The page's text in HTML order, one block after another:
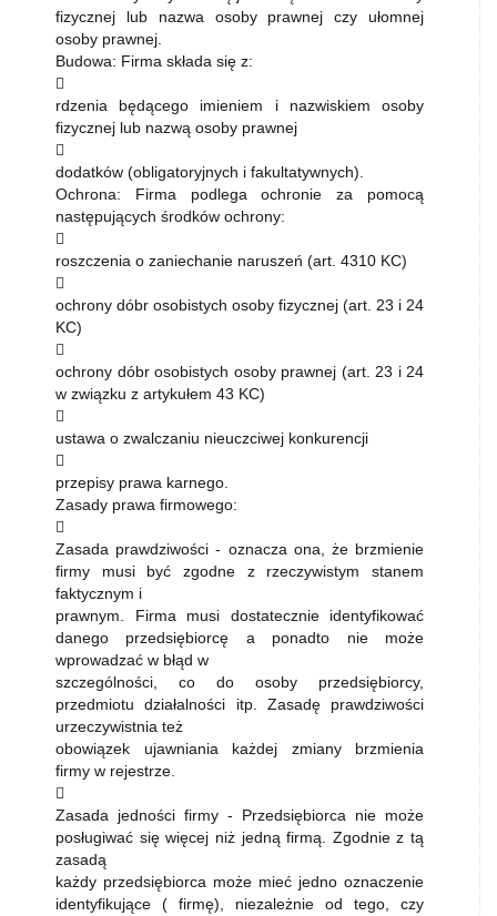
fizycznej lub nazwa osoby prawnej czy ułomnej
osoby prawnej.
Budowa: Firma składa się z:

rdzenia będącego imieniem i nazwiskiem osoby
fizycznej lub nazwą osoby prawnej

dodatków (obligatoryjnych i fakultatywnych).
Ochrona: Firma podlega ochronie za pomocą
następujących środków ochrony:

roszczenia o zaniechanie naruszeń (art. 4310 KC)

ochrony dóbr osobistych osoby fizycznej (art. 23 i 24
KC)

ochrony dóbr osobistych osoby prawnej (art. 23 i 24
w związku z artykułem 43 KC)

ustawa o zwalczaniu nieuczciwej konkurencji

przepisy prawa karnego.
Zasady prawa firmowego:

Zasada prawdziwości - oznacza ona, że brzmienie
firmy musi być zgodne z rzeczywistym stanem
faktycznym i
prawnym. Firma musi dostatecznie identyfikować
danego przedsiębiorcę a ponadto nie może
wprowadzać w błąd w
szczególności, co do osoby przedsiębiorcy,
przedmiotu działalności itp. Zasadę prawdziwości
urzeczywistnia też
obowiązek ujawniania każdej zmiany brzmienia
firmy w rejestrze.

Zasada jedności firmy - Przedsiębiorca nie może
posługiwać się więcej niż jedną firmą. Zgodnie z tą
zasadą
każdy przedsiębiorca może mieć jedno oznaczenie
identyfikujące ( firmę), niezależnie od tego, czy